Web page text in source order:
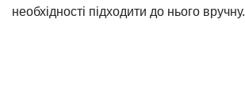
необхідності підходити до нього вручну.